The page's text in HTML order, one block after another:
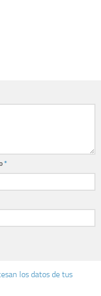
*
los datos de tus